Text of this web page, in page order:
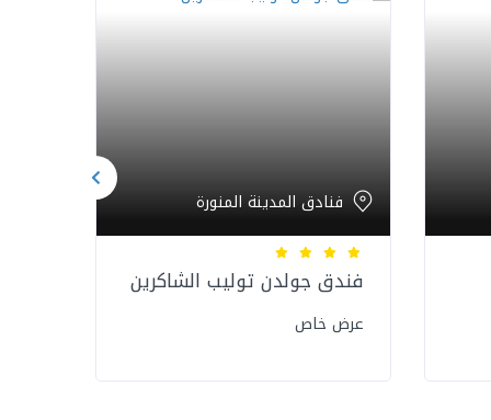
فنادق المدينة المنورة
فندق جولدن توليب الشاكرين
عرض خاص